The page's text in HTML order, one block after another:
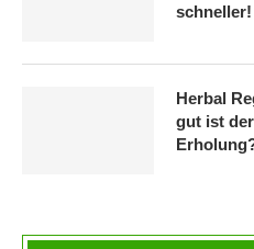
schneller!
Herbal
gut ist